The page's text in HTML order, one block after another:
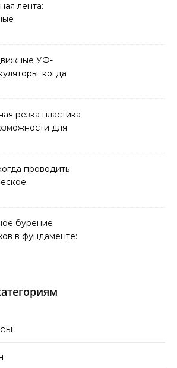
лента:
по выбору
УФ-
когда
резка пластика
для
проводить
бурение
в фундаменте: